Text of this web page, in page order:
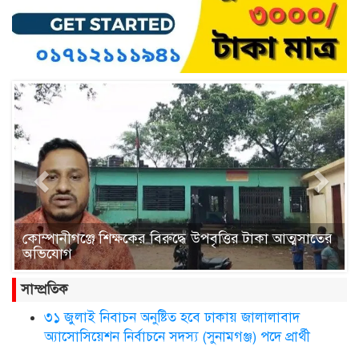
ছাতকে প্রাথমিক বৃত্তি পরীক্ষায় কৃতিত্বের স্বাক্ষর, উচ্ছ্বসিত
গন্ধর্বপুর বিদ্যালয়!
Previous Next
সাম্প্রতিক
৩১ জুলাই নিবাচন অনু‌ষ্টিত হ‌বে ঢাকায় জালালাবাদ
অ্যাসোসিয়েশন নির্বাচনে সদস্য (সুনামগঞ্জ) পদে প্রার্থী